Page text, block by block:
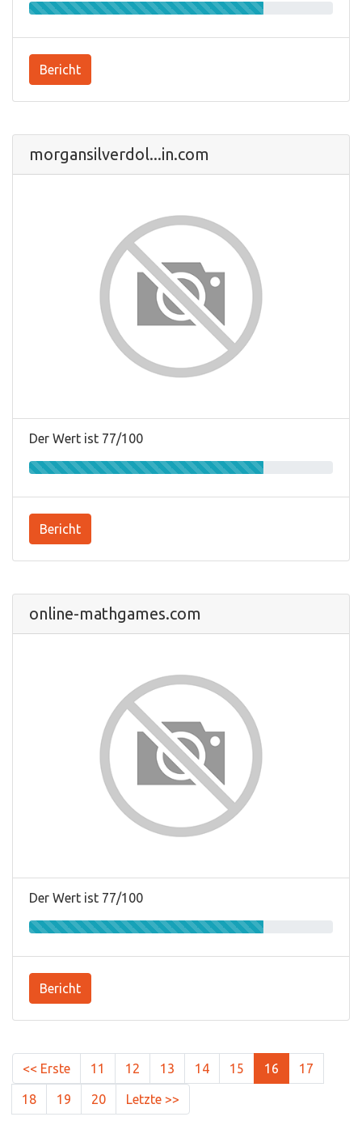
Bericht
morgansilverdol...in.com
Der Wert ist 77/100
Bericht
online-mathgames.com
Der Wert ist 77/100
Bericht
<< Erste 11 12 13 14 15 16 17
18 19 20 Letzte >>